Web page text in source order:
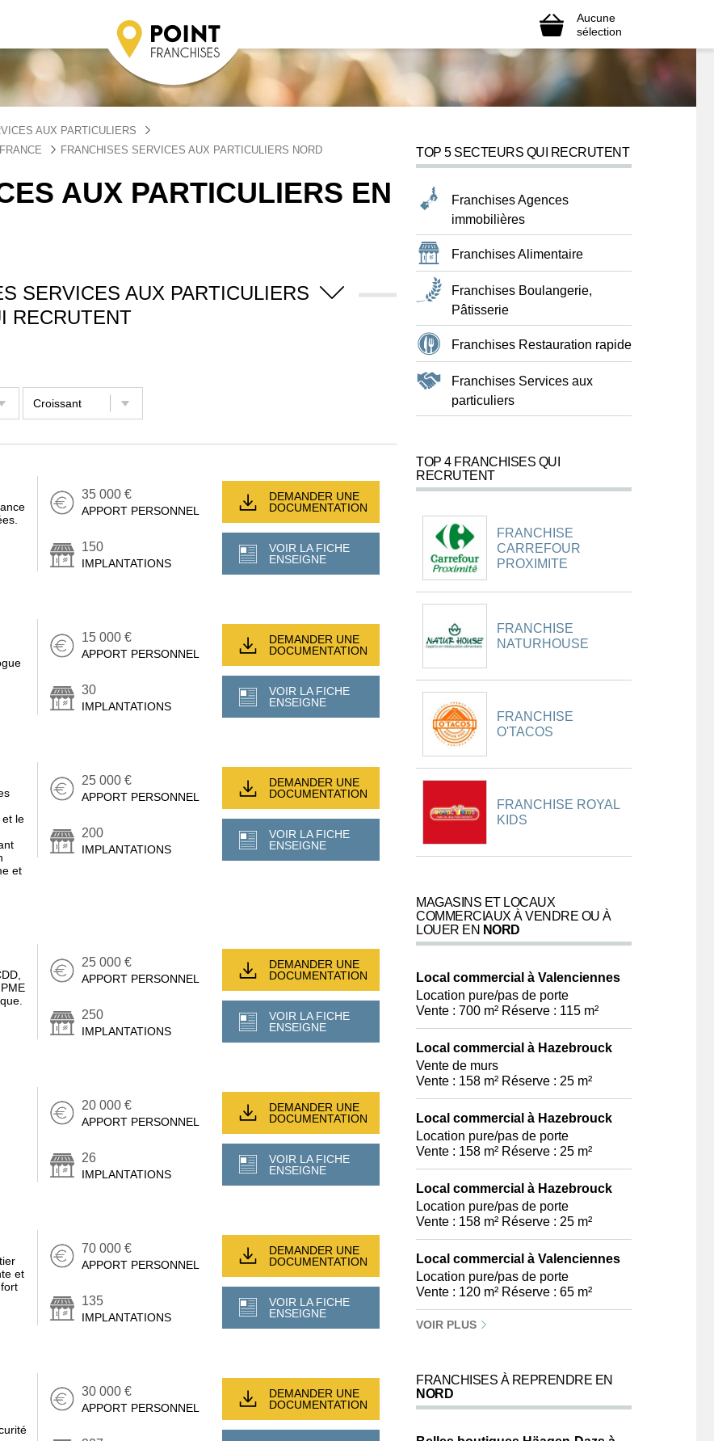
Aucune
sélection
AUX PARTICULIERS
FRANCHISES SERVICES AUX PARTICULIERS NORD
AUX PARTICULIERS EN
SERVICES AUX PARTICULIERS
RECRUTENT
35 000 €
APPORT PERSONNEL
150
IMPLANTATIONS
DEMANDER UNE
DOCUMENTATION
VOIR LA FICHE
ENSEIGNE
15 000 €
APPORT PERSONNEL
30
IMPLANTATIONS
DEMANDER UNE
DOCUMENTATION
VOIR LA FICHE
ENSEIGNE
le
et
25 000 €
APPORT PERSONNEL
200
IMPLANTATIONS
DEMANDER UNE
DOCUMENTATION
VOIR LA FICHE
ENSEIGNE
25 000 €
APPORT PERSONNEL
250
IMPLANTATIONS
DEMANDER UNE
DOCUMENTATION
VOIR LA FICHE
ENSEIGNE
20 000 €
APPORT PERSONNEL
26
IMPLANTATIONS
DEMANDER UNE
DOCUMENTATION
VOIR LA FICHE
ENSEIGNE
et
70 000 €
APPORT PERSONNEL
135
IMPLANTATIONS
DEMANDER UNE
DOCUMENTATION
VOIR LA FICHE
ENSEIGNE
30 000 €
APPORT PERSONNEL
DEMANDER UNE
DOCUMENTATION
TOP 5 SECTEURS QUI RECRUTENT
Franchises Agences
immobilières
Franchises Alimentaire
Franchises Boulangerie,
Pâtisserie
Franchises Restauration rapide
Franchises Services aux
particuliers
TOP 4 FRANCHISES QUI
RECRUTENT
FRANCHISE
CARREFOUR
PROXIMITE
FRANCHISE
NATURHOUSE
FRANCHISE
O'TACOS
FRANCHISE ROYAL
KIDS
MAGASINS ET LOCAUX
COMMERCIAUX À VENDRE OU À
LOUER EN NORD
Local commercial à Valenciennes
Location pure/pas de porte
Vente : 700 m² Réserve : 115 m²
Local commercial à Hazebrouck
Vente de murs
Vente : 158 m² Réserve : 25 m²
Local commercial à Hazebrouck
Location pure/pas de porte
Vente : 158 m² Réserve : 25 m²
Local commercial à Hazebrouck
Location pure/pas de porte
Vente : 158 m² Réserve : 25 m²
Local commercial à Valenciennes
Location pure/pas de porte
Vente : 120 m² Réserve : 65 m²
VOIR PLUS
FRANCHISES À REPRENDRE EN
NORD